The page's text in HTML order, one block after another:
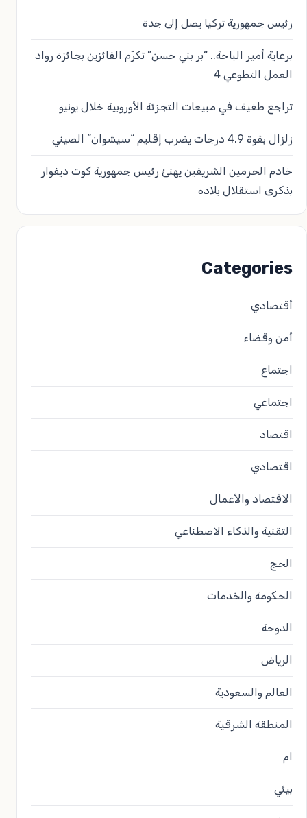
رئيس جمهورية تركيا يصل إلى جدة
برعاية أمير الباحة.. “بر بني حسن” تكرّم الفائزين بجائزة رواد
العمل التطوعي 4
تراجع طفيف في مبيعات التجزئة الأوروبية خلال يونيو
زلزال بقوة 4.9 درجات يضرب إقليم “سيشوان” الصيني
خادم الحرمين الشريفين يهنئ رئيس جمهورية كوت ديفوار
بذكرى استقلال بلاده
Categories
أقتصادي
أمن وقضاء
اجتماع
اجتماعي
اقتصاد
اقتصادي
الاقتصاد والأعمال
التقنية والذكاء الاصطناعي
الحج
الحكومة والخدمات
الدوحة
الرياض
العالم والسعودية
المنطقة الشرقية
ام
بيئي